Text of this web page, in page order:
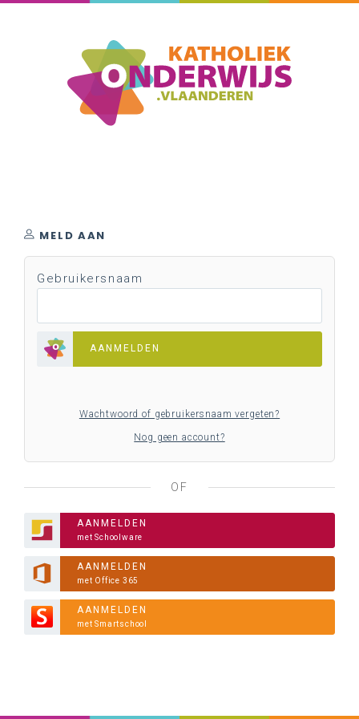
MELD AAN
Gebruikersnaam
AANMELDEN
Wachtwoord of gebruikersnaam vergeten?
Nog geen account?
OF
AANMELDEN
met Schoolware
AANMELDEN
met Office 365
AANMELDEN
met Smartschool